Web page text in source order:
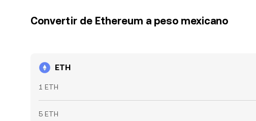
Convertir de Ethereum a peso mexicano
ETH
1 ETH
5 ETH